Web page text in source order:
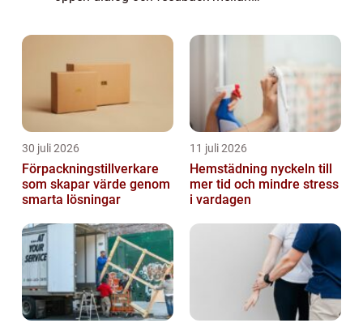
artikel kommer vi att ge en grundlig
30 juli 2026
Förpackningstillverkare
som skapar värde genom
smarta lösningar
11 juli 2026
Hemstädning nyckeln till
mer tid och mindre stress
i vardagen